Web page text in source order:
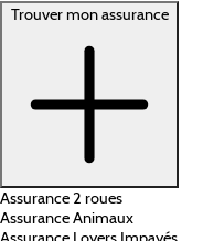
Trouver mon assurance
Assurance 2 roues
Assurance Animaux